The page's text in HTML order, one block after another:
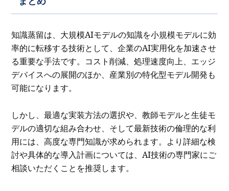
知識蒸留は、大規模AIモデルの知識を小規模モデルに効
率的に転移する技術として、企業のAI実用化を加速させ
る重要な手法です。コスト削減、処理速度向上、エッジ
デバイスへの展開のほか、産業別の特化型モデル開発も
可能になります。
しかし、最適な実装方法の選択や、教師モデルと生徒モ
デルの適切な組み合わせ、そして最新技術の倫理的な利
用には、高度な専門知識が求められます。より詳細な検
討や具体的な導入計画については、AI技術の専門家にご
相談いただくことを推奨します。